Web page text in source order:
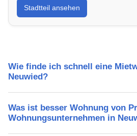
Lebensqualität,
Freizeitmöglichkeiten und
Stadtteil ansehen
Wie finde ich schnell eine
Neuwied?
Was ist besser Wohnung von
Wohnungsunternehmen in